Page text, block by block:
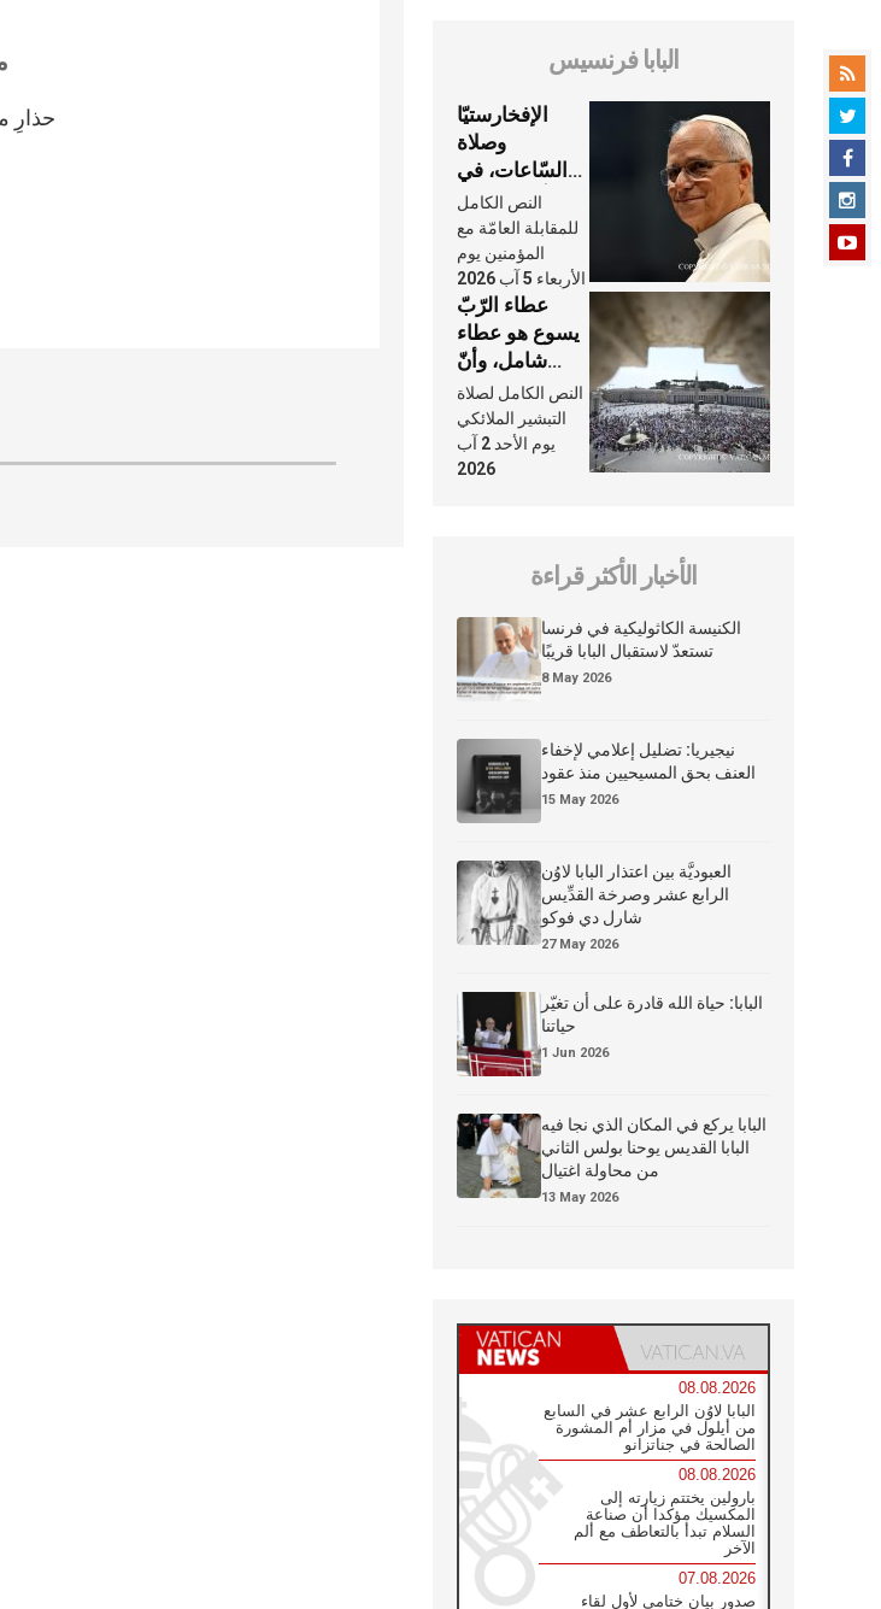
حذارِ
البابا فرنسيس
الإفخارستيّا
وصلاة
السّاعات، في
كلّ أسبوع وكلّ
يوم، هما النَّفَس
في حياة
الكنيسة
النص الكامل
للمقابلة العامّة مع
المؤمنين يوم
الأربعاء 5 آب 2026
عطاء الرّبّ
يسوع هو عطاء
شامل، وأنّ
عنايته بنا لا
تغيب عنّا أبدًا
النص الكامل لصلاة
التبشير الملائكي
يوم الأحد 2 آب
2026
الأخبار الأكثر قراءة
الكنيسة الكاثوليكية في فرنسا
تستعدّ لاستقبال البابا قريبًا
8 May 2026
نيجيريا: تضليل إعلامي لإخفاء
العنف بحق المسيحيين منذ عقود
15 May 2026
العبوديَّة بين اعتذار البابا لاوُن
الرابع عشر وصرخة القدِّيس
شارل دي فوكو
27 May 2026
البابا: حياة الله قادرة على أن تغيّر
حياتنا
1 Jun 2026
البابا يركع في المكان الذي نجا فيه
البابا القديس يوحنا بولس الثاني
من محاولة اغتيال
13 May 2026
08.08.2026
البابا لاوُن الرابع عشر في السابع
من أيلول في مزار أم المشورة
الصالحة في جناتزانو
08.08.2026
بارولين يختتم زيارته إلى
المكسيك مؤكدا أن صناعة
السلام تبدأ بالتعاطف مع ألم
الآخر
07.08.2026
صدور بيان ختامي لأول لقاء